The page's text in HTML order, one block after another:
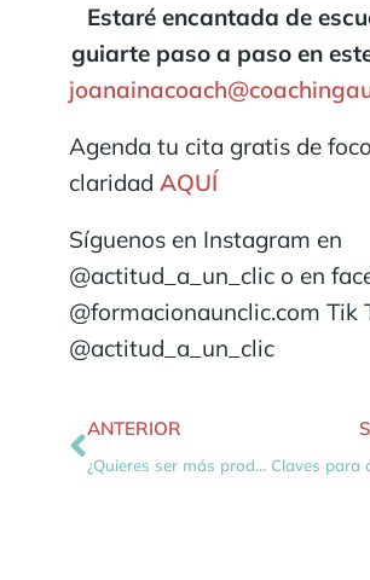
Estaré encantada de
guiarte paso a paso en
Agenda tu cita gratis de
claridad AQUÍ
Síguenos en Instagram en
@actitud_a_un_clic o en
@formacionaunclic.com Tik
@actitud_a_un_clic
ANTERIOR
¿Quieres ser más productiva? Deja de postergar